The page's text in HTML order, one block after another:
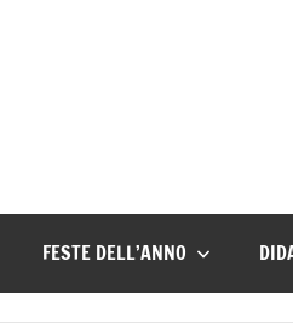
FESTE DELL’ANNO